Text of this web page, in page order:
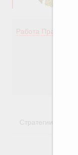
Работа
Стратегии